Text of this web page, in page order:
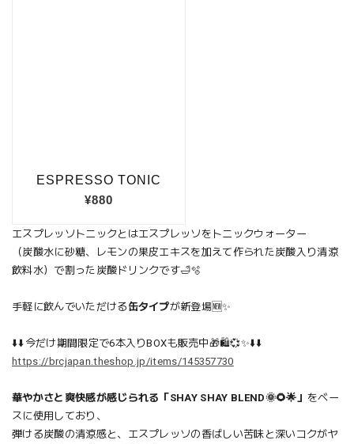
エスプレッソトニックとはエスプレッソをトニックウォーター
（炭酸水に砂糖、レモンの果皮エキスを加えて作られた炭酸入り清涼
飲料水）で割った炭酸ドリンクです🛁🫧
手軽に飲んでいただける 缶タイプが新登場🆕✨
⬇️⬇️今だけ期間限定で6本入りBOXも販売中🎁🛍️💞✨⬇️⬇️
https://brcjapan.theshop.jp/items/145357730
華やかさと爽快感が感じられる「SHAY SHAY BLEND🌞🌻🌟」 をベー
スに使用しており、
弾ける炭酸の清涼感と、エスプレッソの香ばしい苦味と深いコクがヤ